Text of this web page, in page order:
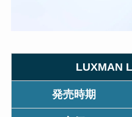
LUXMAN
発売時期